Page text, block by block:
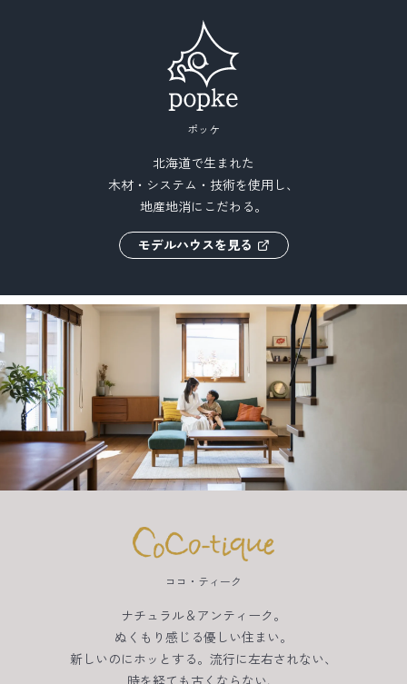
ポッケ
北海道で生まれた
木材・システム・技術を使用し、
地産地消にこだわる。
モデルハウスを見る
ココ・ティーク
ナチュラル＆アンティーク。
ぬくもり感じる優しい住まい。
新しいのにホッとする。流行に左右されない、
時を経ても古くならない、